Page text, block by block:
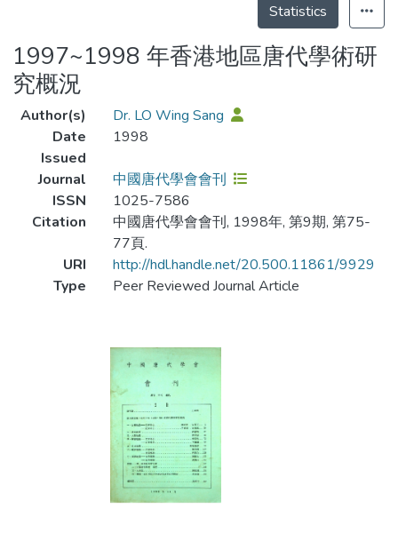
Statistics
1997~1998 年香港地區唐代學術研
究概況
Author(s)
Dr. LO Wing Sang
Date
Issued
1998
Journal
中國唐代學會會刊
ISSN
1025-7586
Citation
中國唐代學會會刊, 1998年, 第9期, 第75-
77頁.
URI
http://hdl.handle.net/20.500.11861/9929
Type
Peer Reviewed Journal Article